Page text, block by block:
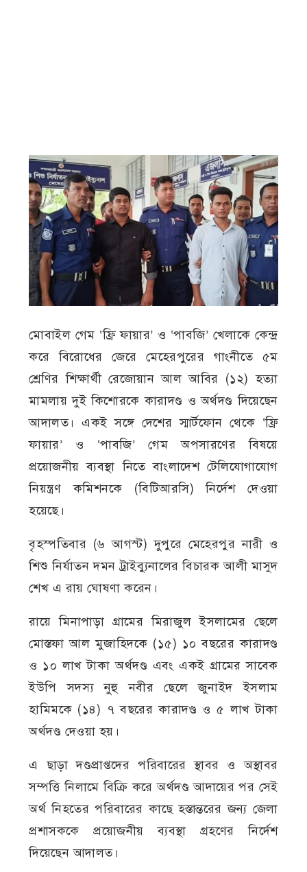
মোবাইল গেম ‘ফ্রি ফায়ার’ ও ‘পাবজি’ খেলাকে কেন্দ্র
করে বিরোধের জেরে মেহেরপুরের গাংনীতে ৫ম
শ্রেণির শিক্ষার্থী রেজোয়ান আল আবির (১২) হত্যা
মামলায় দুই কিশোরকে কারাদণ্ড ও অর্থদণ্ড দিয়েছেন
আদালত। একই সঙ্গে দেশের স্মার্টফোন থেকে ‘ফ্রি
ফায়ার’ ও ‘পাবজি’ গেম অপসারণের বিষয়ে
প্রয়োজনীয় ব্যবস্থা নিতে বাংলাদেশ টেলিযোগাযোগ
নিয়ন্ত্রণ কমিশনকে (বিটিআরসি) নির্দেশ দেওয়া
হয়েছে।
বৃহস্পতিবার (৬ আগস্ট) দুপুরে মেহেরপুর নারী ও
শিশু নির্যাতন দমন ট্রাইব্যুনালের বিচারক আলী মাসুদ
শেখ এ রায় ঘোষণা করেন।
রায়ে মিনাপাড়া গ্রামের মিরাজুল ইসলামের ছেলে
মোস্তফা আল মুজাহিদকে (১৫) ১০ বছরের কারাদণ্ড
ও ১০ লাখ টাকা অর্থদণ্ড এবং একই গ্রামের সাবেক
ইউপি সদস্য নুহু নবীর ছেলে জুনাইদ ইসলাম
হামিমকে (১৪) ৭ বছরের কারাদণ্ড ও ৫ লাখ টাকা
অর্থদণ্ড দেওয়া হয়।
এ ছাড়া দণ্ডপ্রাপ্তদের পরিবারের স্থাবর ও অস্থাবর
সম্পত্তি নিলামে বিক্রি করে অর্থদণ্ড আদায়ের পর সেই
অর্থ নিহতের পরিবারের কাছে হস্তান্তরের জন্য জেলা
প্রশাসককে প্রয়োজনীয় ব্যবস্থা গ্রহণের নির্দেশ
দিয়েছেন আদালত।